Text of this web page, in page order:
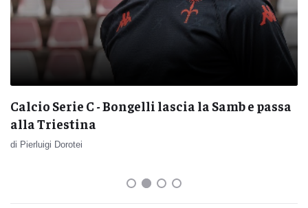
Calcio Serie C - Bongelli lascia la Samb e passa
alla Triestina
di Pierluigi Dorotei